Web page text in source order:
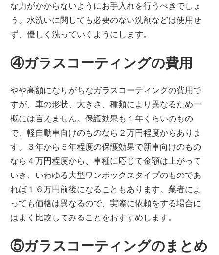
な力がかからないようにお手入れを行うべきでしょ
う。水洗いに関しても必要のない洗剤などは使用せ
ず、優しく洗っていくようにします。
④ガラスコーティングの費用
やや高額になりがちなガラスコーティングの費用で
すが、車の形状、大きさ、種類により異なるため一
概には言えません。保護効果も１年くらいのもの
で、軽自動車向けのものなら２万円程度からありま
す。３年から５年程度の保護効果で新車向けのもの
なら４万円程度から、車種に応じて金額は上がって
いき、いわゆる大型ワンボックスタイプのものであ
れば１６万円前後になることもあります。業者によ
っても価格は異なるので、実際に依頼をする場合に
はよく比較してみることをおすすめします。
⑤ガラスコーティングのまとめ